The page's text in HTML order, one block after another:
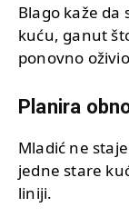
Blago kaže da
kuću, ganut
ponovno
Planira
Mladić ne
jedne stare
liniji.